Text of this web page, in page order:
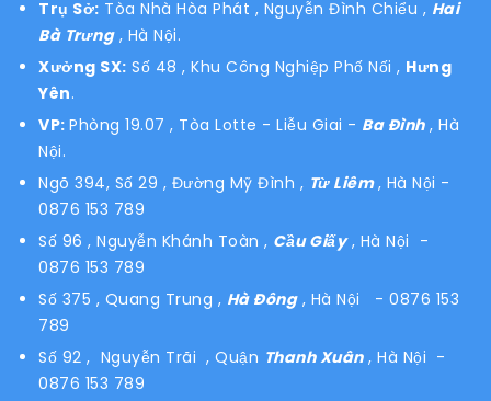
Trụ Sở: Tòa Nhà Hòa Phát , Nguyễn Đình Chiểu , Hai
Bà Trưng, Hà Nội.
Xưởng SX: Số 48 , Khu Công Nghiệp Phố Nối , Hưng
Yên.
VP: Phòng 19.07 , Tòa Lotte - Liễu Giai - Ba Đình, Hà
Nội.
Ngõ 394, Số 29 , Đường Mỹ Đình , Từ Liêm, Hà Nội -
0876 153 789
Số 96 , Nguyễn Khánh Toàn , Cầu Giấy, Hà Nội -
0876 153 789
Số 375 , Quang Trung , Hà Đông, Hà Nội - 0876 153
789
Số 92 , Nguyễn Trãi , Quận Thanh Xuân, Hà Nội -
0876 153 789